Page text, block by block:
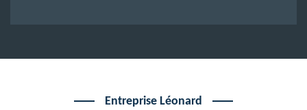
Entreprise Léonard